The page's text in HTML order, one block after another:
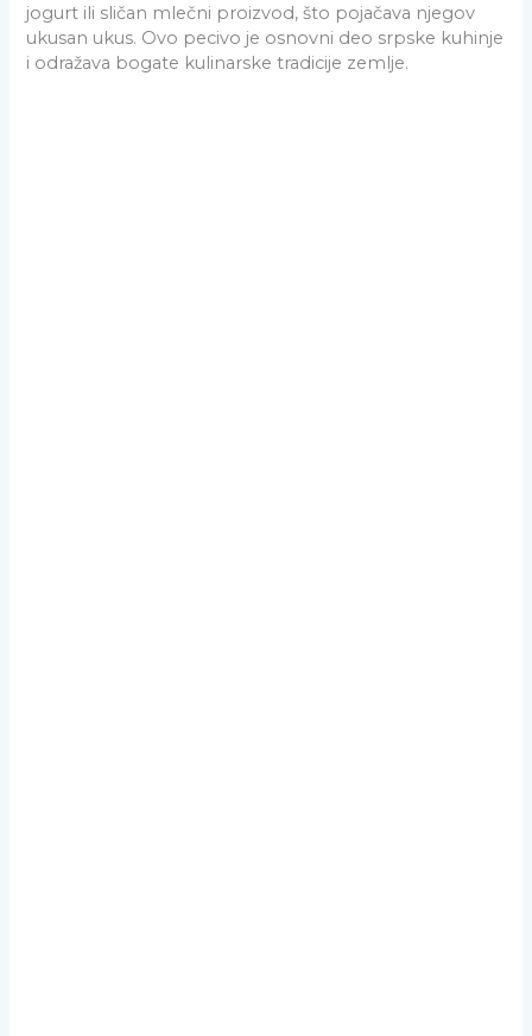
jogurt ili sličan mlečni proizvod, što pojačava njegov
ukusan ukus. Ovo pecivo je osnovni deo srpske kuhinje
i odražava bogate kulinarske tradicije zemlje.